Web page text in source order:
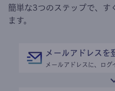
簡単な3つのステップで、す
ます。
メールアドレスを
メールアドレスに、ログ